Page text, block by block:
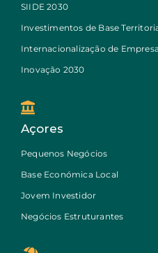
SIIDE 2030
Investimentos de Base
Internacionalização de
Inovação 2030
Açores
Pequenos Negócios
Base Económica Local
Jovem Investidor
Negócios Estruturantes